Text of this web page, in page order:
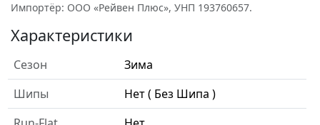
Импортёр: ООО «Рейвен Плюс», УНП 193760657.
Характеристики
Сезон
Зима
Шипы
Нет ( Без Шипа )